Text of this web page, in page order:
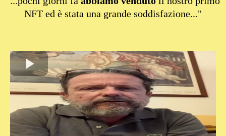
NFT ed è stata una grande soddisfazione..."